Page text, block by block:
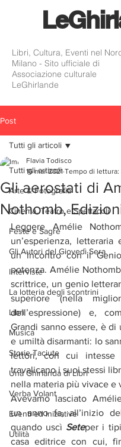
Le
Libri, Cultura, Eventi nel
Milano - Sito ufficiale di
Associazione culturale
LeGhirlande
Post
Tutti gli articoli
Arte & Fotografia
Cinema, Teatro e Spettacoli
Feste e Sagre
Gli Autori del Giovedì Sera
Interviste
La lotteria degli scontrini
Libri
Musica
Storie Taciute
Una Ghirlanda di Libri
Verba Volant
Eventi ed iniziative
Utilità
Tutti gli articoli
Gli aerostati di
Nothomb,
Flavia Todisco
16 mar 2021 Tempo di lettura:
Leggere Amélie
un’esperienza,
un incontro con il Genio
potenza. Amélie
scrittrice, un genio
superiore (nella
dell’espressione) e,
Grandi sanno essere, è di
e umiltà disarmanti: lo
lettori, con cui intesse
travalicano i suoi stessi
nella materia più vivace e
Avevamo lasciato
un anno fa, all’inizio
quando uscì Seteper i
casa editrice con cui,